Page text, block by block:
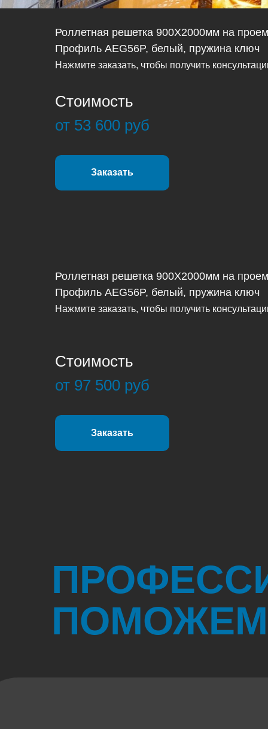
Роллетная решетка 900Х2000мм на проем
Профиль AEG56P, белый, пружина ключ
Нажмите заказать, чтобы получить
Стоимость
от 53 600 руб
Заказать
Роллетная решетка 900Х2000мм на проем
Профиль AEG56P, белый, пружина ключ
Нажмите заказать, чтобы получить
Стоимость
от 97 500 руб
Заказать